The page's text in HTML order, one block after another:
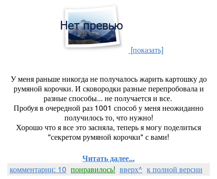
[показать]
У меня раньше никогда не получалось жарить картошку до
румяной корочки. И сковородки разные перепробовала и
разные способы... не получается и все.
Пробуя в очередной раз 1001 способ у меня неожиданно
получилось то, что нужно!
Хорошо что я все это засняла, теперь я могу поделиться
"секретом румяной корочки" с вами!
Читать далее...
комментарии: 10 понравилось! вверх^ к полной версии